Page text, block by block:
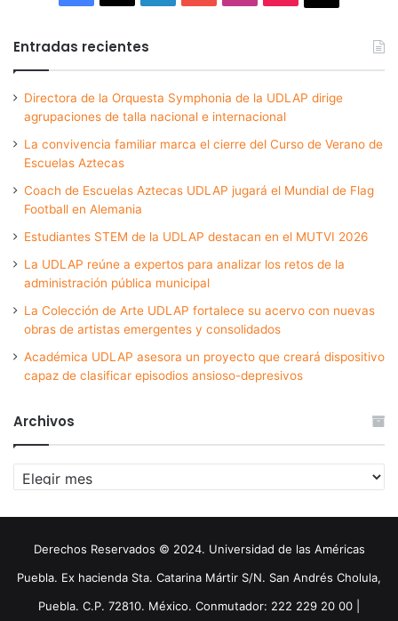
Entradas recientes
Directora de la Orquesta Symphonia de la UDLAP dirige
agrupaciones de talla nacional e internacional
La convivencia familiar marca el cierre del Curso de Verano de
Escuelas Aztecas
Coach de Escuelas Aztecas UDLAP jugará el Mundial de Flag
Football en Alemania
Estudiantes STEM de la UDLAP destacan en el MUTVI 2026
La UDLAP reúne a expertos para analizar los retos de la
administración pública municipal
La Colección de Arte UDLAP fortalece su acervo con nuevas
obras de artistas emergentes y consolidados
Académica UDLAP asesora un proyecto que creará dispositivo
capaz de clasificar episodios ansioso-depresivos
Archivos
Archivos
Derechos Reservados © 2024. Universidad de las Américas
Puebla. Ex hacienda Sta. Catarina Mártir S/N. San Andrés Cholula,
Puebla. C.P. 72810. México. Conmutador: 222 229 20 00 |